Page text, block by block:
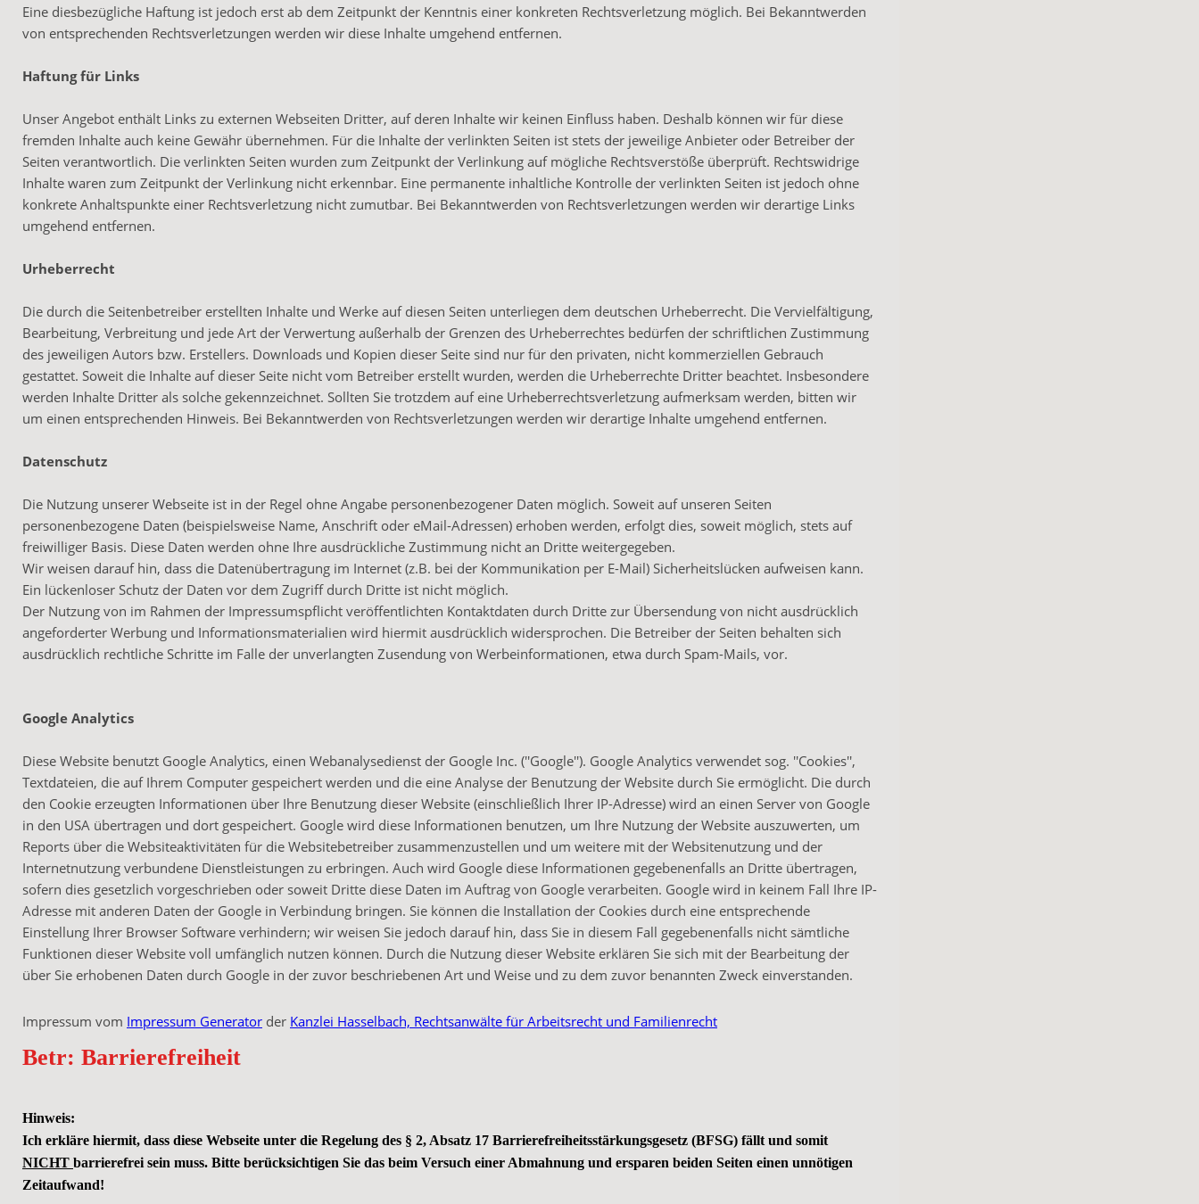
Eine diesbezügliche Haftung ist jedoch erst ab dem Zeitpunkt der Kenntnis einer konkreten Rechtsverletzung möglich. Bei Bekanntwerden
von entsprechenden Rechtsverletzungen werden wir diese Inhalte umgehend entfernen.
Haftung für Links
Unser Angebot enthält Links zu externen Webseiten Dritter, auf deren Inhalte wir keinen Einfluss haben. Deshalb können wir für diese
fremden Inhalte auch keine Gewähr übernehmen. Für die Inhalte der verlinkten Seiten ist stets der jeweilige Anbieter oder Betreiber der
Seiten verantwortlich. Die verlinkten Seiten wurden zum Zeitpunkt der Verlinkung auf mögliche Rechtsverstöße überprüft. Rechtswidrige
Inhalte waren zum Zeitpunkt der Verlinkung nicht erkennbar. Eine permanente inhaltliche Kontrolle der verlinkten Seiten ist jedoch ohne
konkrete Anhaltspunkte einer Rechtsverletzung nicht zumutbar. Bei Bekanntwerden von Rechtsverletzungen werden wir derartige Links
umgehend entfernen.
Urheberrecht
Die durch die Seitenbetreiber erstellten Inhalte und Werke auf diesen Seiten unterliegen dem deutschen Urheberrecht. Die Vervielfältigung,
Bearbeitung, Verbreitung und jede Art der Verwertung außerhalb der Grenzen des Urheberrechtes bedürfen der schriftlichen Zustimmung
des jeweiligen Autors bzw. Erstellers. Downloads und Kopien dieser Seite sind nur für den privaten, nicht kommerziellen Gebrauch
gestattet. Soweit die Inhalte auf dieser Seite nicht vom Betreiber erstellt wurden, werden die Urheberrechte Dritter beachtet. Insbesondere
werden Inhalte Dritter als solche gekennzeichnet. Sollten Sie trotzdem auf eine Urheberrechtsverletzung aufmerksam werden, bitten wir
um einen entsprechenden Hinweis. Bei Bekanntwerden von Rechtsverletzungen werden wir derartige Inhalte umgehend entfernen.
Datenschutz
Die Nutzung unserer Webseite ist in der Regel ohne Angabe personenbezogener Daten möglich. Soweit auf unseren Seiten
personenbezogene Daten (beispielsweise Name, Anschrift oder eMail-Adressen) erhoben werden, erfolgt dies, soweit möglich, stets auf
freiwilliger Basis. Diese Daten werden ohne Ihre ausdrückliche Zustimmung nicht an Dritte weitergegeben.
Wir weisen darauf hin, dass die Datenübertragung im Internet (z.B. bei der Kommunikation per E-Mail) Sicherheitslücken aufweisen kann.
Ein lückenloser Schutz der Daten vor dem Zugriff durch Dritte ist nicht möglich.
Der Nutzung von im Rahmen der Impressumspflicht veröffentlichten Kontaktdaten durch Dritte zur Übersendung von nicht ausdrücklich
angeforderter Werbung und Informationsmaterialien wird hiermit ausdrücklich widersprochen. Die Betreiber der Seiten behalten sich
ausdrücklich rechtliche Schritte im Falle der unverlangten Zusendung von Werbeinformationen, etwa durch Spam-Mails, vor.
Google Analytics
Diese Website benutzt Google Analytics, einen Webanalysedienst der Google Inc. (''Google''). Google Analytics verwendet sog. ''Cookies'',
Textdateien, die auf Ihrem Computer gespeichert werden und die eine Analyse der Benutzung der Website durch Sie ermöglicht. Die durch
den Cookie erzeugten Informationen über Ihre Benutzung dieser Website (einschließlich Ihrer IP-Adresse) wird an einen Server von Google
in den USA übertragen und dort gespeichert. Google wird diese Informationen benutzen, um Ihre Nutzung der Website auszuwerten, um
Reports über die Websiteaktivitäten für die Websitebetreiber zusammenzustellen und um weitere mit der Websitenutzung und der
Internetnutzung verbundene Dienstleistungen zu erbringen. Auch wird Google diese Informationen gegebenenfalls an Dritte übertragen,
sofern dies gesetzlich vorgeschrieben oder soweit Dritte diese Daten im Auftrag von Google verarbeiten. Google wird in keinem Fall Ihre IP-
Adresse mit anderen Daten der Google in Verbindung bringen. Sie können die Installation der Cookies durch eine entsprechende
Einstellung Ihrer Browser Software verhindern; wir weisen Sie jedoch darauf hin, dass Sie in diesem Fall gegebenenfalls nicht sämtliche
Funktionen dieser Website voll umfänglich nutzen können. Durch die Nutzung dieser Website erklären Sie sich mit der Bearbeitung der
über Sie erhobenen Daten durch Google in der zuvor beschriebenen Art und Weise und zu dem zuvor benannten Zweck einverstanden.
Impressum vom Impressum Generator der Kanzlei Hasselbach, Rechtsanwälte für Arbeitsrecht und Familienrecht
Betr: Barrierefreiheit
Hinweis:
Ich erkläre hiermit, dass diese Webseite unter die Regelung des § 2, Absatz 17 Barrierefreiheitsstärkungsgesetz (BFSG) fällt und somit
NICHT barrierefrei sein muss. Bitte berücksichtigen Sie das beim Versuch einer Abmahnung und ersparen beiden Seiten einen unnötigen
Zeitaufwand!